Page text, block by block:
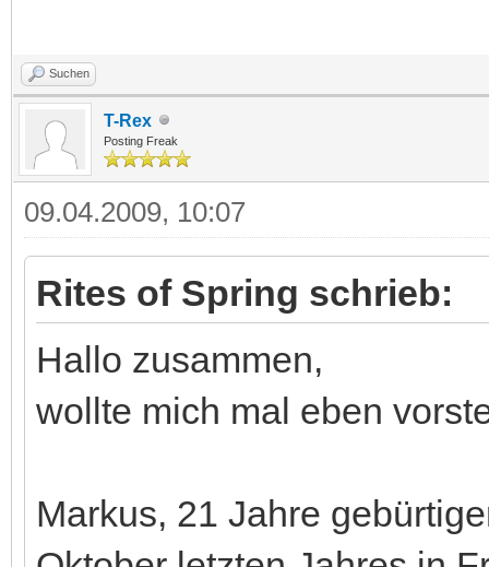
Suchen
T-Rex
Posting Freak
09.04.2009, 10:07
Rites of Spring schrieb:
Hallo zusammen,
wollte mich mal eben
Markus, 21 Jahre